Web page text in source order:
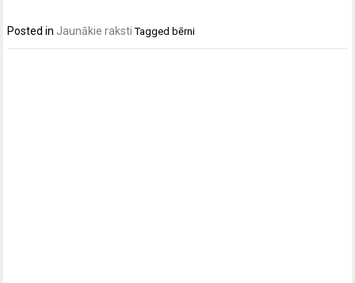
Posted in Jaunākie raksti Taggedbērni